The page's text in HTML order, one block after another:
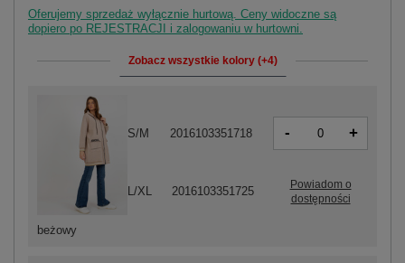
Oferujemy sprzedaż wyłącznie hurtową. Ceny widoczne są
dopiero po REJESTRACJI i zalogowaniu w hurtowni.
Zobacz wszystkie kolory (+4)
beżowy
S/M 2016103351718 - +
L/XL 2016103351725
Powiadom o
dostępności